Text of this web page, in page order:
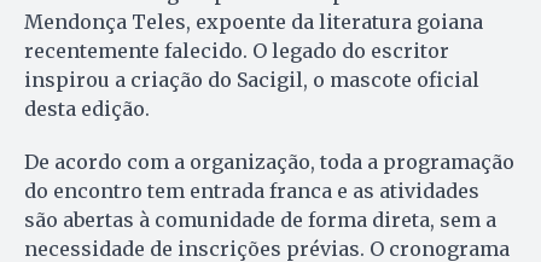
Mendonça Teles, expoente da literatura goiana
recentemente falecido. O legado do escritor
inspirou a criação do Sacigil, o mascote oficial
desta edição.
De acordo com a organização, toda a programação
do encontro tem entrada franca e as atividades
são abertas à comunidade de forma direta, sem a
necessidade de inscrições prévias. O cronograma